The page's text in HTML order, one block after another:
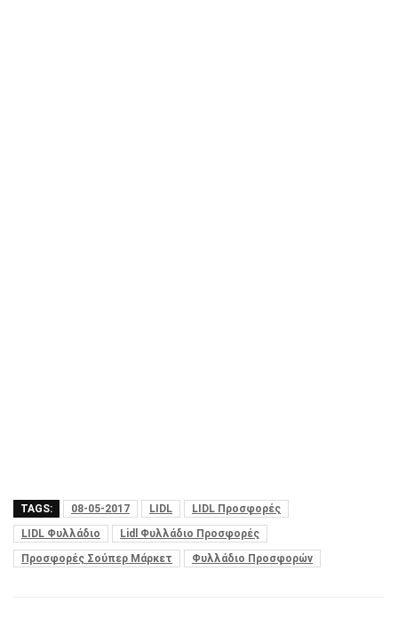
TAGS: 08-05-2017 LIDL
LIDL Προσφορές
LIDL Φυλλάδιο
Lidl Φυλλάδιο Προσφορές
Προσφορές Σούπερ Μάρκετ
Φυλλάδιο Προσφορών